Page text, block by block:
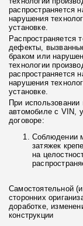
распространяется
нарушения
установке.
Распространяется
дефекты,
браком или
технологии
распространяется
нарушения
установке.
При использовании
автомобиле с VIN,
договоре:
Соблюдении
затяжек
на
Самостоятельной
сторонних
доработке,
конструкции